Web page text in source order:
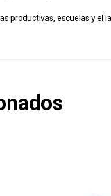
productivas, escuelas y el